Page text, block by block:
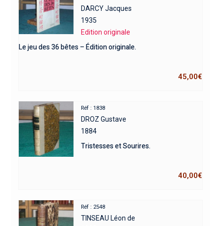
DARCY Jacques
1935
Edition originale
Le jeu des 36 bêtes – Édition originale.
45,00€
Réf : 1838
DROZ Gustave
1884
Tristesses et Sourires.
40,00€
Réf : 2548
TINSEAU Léon de